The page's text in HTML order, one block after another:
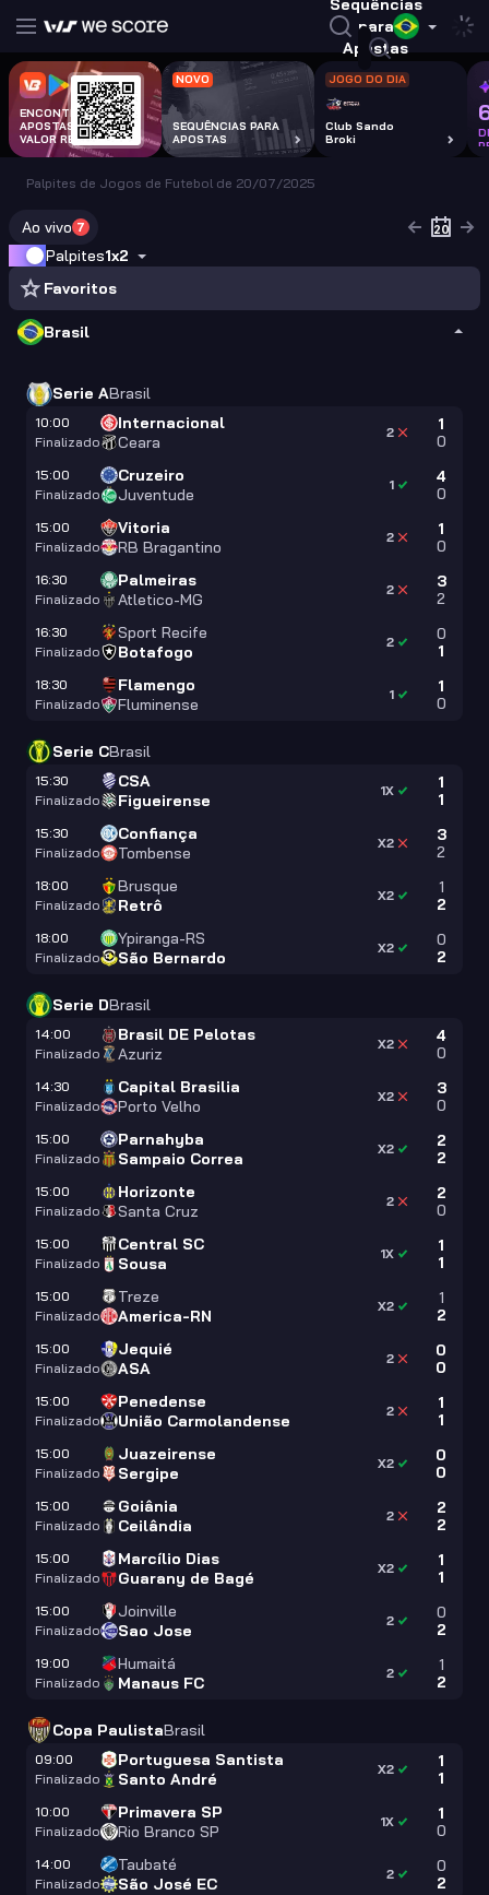
Sequências
para
Apostas
ENCONTRA
APOSTAS COM
VALOR REAL
NOVO
SEQUÊNCIAS PARA
APOSTAS
JOGO DO DIA
Club Sando
Broki
Palpites de Jogos de Futebol de 20/07/2025
Ao vivo 7
Palpites1x2
Favoritos
Brasil
Serie ABrasil
10:00
Finalizado
Internacional
Ceara
1
0
2
15:00
Finalizado
Cruzeiro
Juventude
4
0
1
15:00
Finalizado
Vitoria
RB Bragantino
1
0
2
16:30
Finalizado
Palmeiras
Atletico-MG
3
2
2
16:30
Finalizado
Sport Recife
Botafogo
0
1
2
18:30
Finalizado
Flamengo
Fluminense
1
0
1
Serie CBrasil
15:30
Finalizado
CSA
Figueirense
1
1
1X
15:30
Finalizado
Confiança
Tombense
3
2
X2
18:00
Finalizado
Brusque
Retrô
1
2
X2
18:00
Finalizado
Ypiranga-RS
São Bernardo
0
2
X2
Serie DBrasil
14:00
Finalizado
Brasil DE Pelotas
Azuriz
4
0
X2
14:30
Finalizado
Capital Brasilia
Porto Velho
3
0
X2
15:00
Finalizado
Parnahyba
Sampaio Correa
2
2
X2
15:00
Finalizado
Horizonte
Santa Cruz
2
0
2
15:00
Finalizado
Central SC
Sousa
1
1
1X
15:00
Finalizado
Treze
America-RN
1
2
X2
15:00
Finalizado
Jequié
ASA
0
0
2
15:00
Finalizado
Penedense
União Carmolandense
1
1
2
15:00
Finalizado
Juazeirense
Sergipe
0
0
X2
15:00
Finalizado
Goiânia
Ceilândia
2
2
2
15:00
Finalizado
Marcílio Dias
Guarany de Bagé
1
1
X2
15:00
Finalizado
Joinville
Sao Jose
0
2
2
19:00
Finalizado
Humaitá
Manaus FC
1
2
2
Copa PaulistaBrasil
09:00
Finalizado
Portuguesa Santista
Santo André
1
1
X2
10:00
Finalizado
Primavera SP
Rio Branco SP
1
0
1X
14:00
Finalizado
Taubaté
São José EC
0
2
2